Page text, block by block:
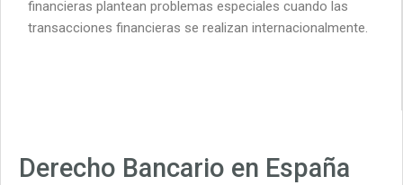
financieras plantean problemas especiales cuando las
transacciones financieras se realizan internacionalmente.
Derecho Bancario en España